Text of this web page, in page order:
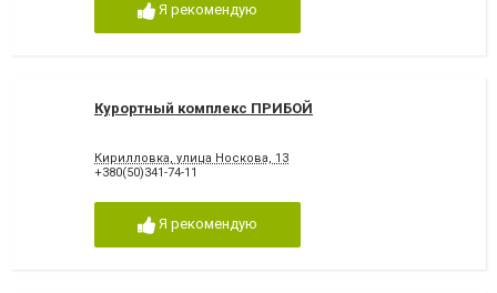
Я рекомендую
Курортный комплекс ПРИБОЙ
Кирилловка, улица Носкова, 13
+380(50)341-74-11
Я рекомендую